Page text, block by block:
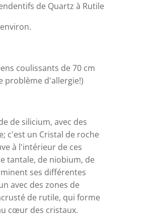
de Quartz à Rutile
coulissants de 70 cm
problème d'allergie!)
de silicium, avec des
c'est un Cristal de roche
à l'intérieur de ces
tantale, de niobium, de
ses différentes
avec des zones de
de rutile, qui forme
cœur des cristaux.